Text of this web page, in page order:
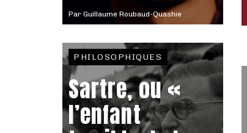
Par Guillaume Roubaud-Quashie
PHILOSOPHIQUES
Sartre, ou «
l’enfant